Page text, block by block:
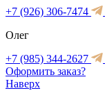
+7 (926) 306-7474
Олег
+7 (985) 344-2627
Оформить заказ?
Наверх